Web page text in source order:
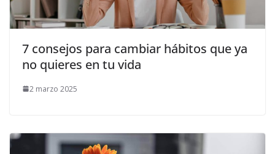
7 consejos para cambiar hábitos que ya
no quieres en tu vida
2 marzo 2025